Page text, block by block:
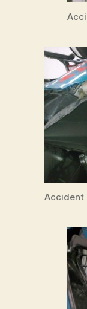
Accident